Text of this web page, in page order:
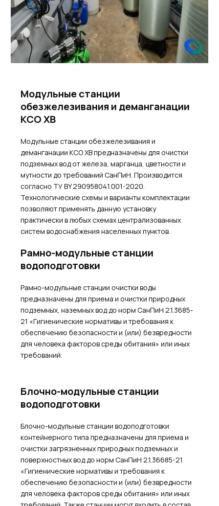
Модульные станции
обезжелезивания и деманганации
КСО ХВ
Модульные станции обезжелезивания и
деманганации КСО ХВ предназначены для очистки
подземных вод от железа, марганца, цветности и
мутности до требований СанПиН. Производится
согласно TУ BY 290958041.001-2020.
Технологические схемы и варианты комплектации
позволяют применять данную установку
практически в любых схемах централизованных
систем водоснабжения населенных пунктов.
Рамно-модульные станции
водоподготовки
Рамно-модульные станции очистки воды
предназначены для приема и очистки природных
подземных, наземных вод до норм СанПиН 2.1.3685-
21 «Гигиенические нормативы и требования к
обеспечению безопасности и (или) безвредности
для человека факторов среды обитания» или иных
требований.
Блочно-модульные станции
водоподготовки
Блочно-модульные станции водоподготовки
контейнерного типа предназначены для приема и
очистки загрязненных природных подземных и
поверхностных вод до норм СанПиН 2.1.36685-21
«Гигиенические нормативы и требования к
обеспечению безопасности и (или) безвредности
для человека факторов среды обитания» или иных